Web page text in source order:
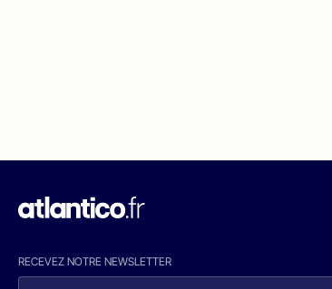
RECEVEZ NOTRE NEWSLETTER